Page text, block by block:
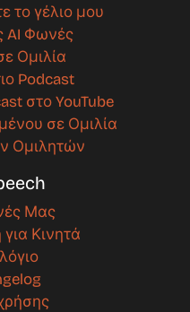
το γέλιο μου
AI Φωνές
Ομιλία
Podcast
στο YouTube
σε Ομιλία
Ομιλητών
Μας
Κινητά